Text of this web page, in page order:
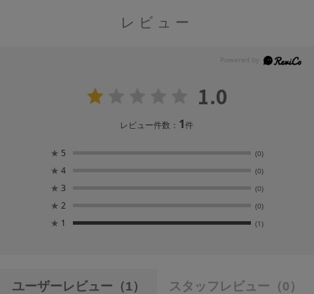
レビュー
1.0
レビュー件数： 1件
★ 5 (0)
★ 4 (0)
★ 3 (0)
★ 2 (0)
★ 1 (1)
ユーザーレビュー （1） スタッフレビュー （0）